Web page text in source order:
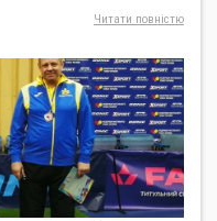
Читати повнiстю